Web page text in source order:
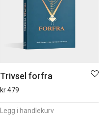
Trivsel forfra
kr479
Legg i handlekurv